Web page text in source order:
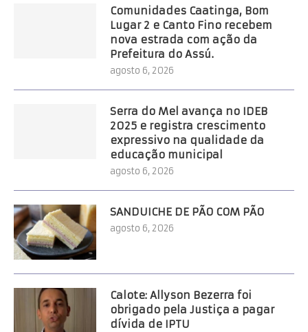
Comunidades Caatinga, Bom
Lugar 2 e Canto Fino recebem
nova estrada com ação da
Prefeitura do Assú.
agosto 6, 2026
Serra do Mel avança no IDEB
2025 e registra crescimento
expressivo na qualidade da
educação municipal
agosto 6, 2026
SANDUICHE DE PÃO COM PÃO
agosto 6, 2026
Calote: Allyson Bezerra foi
obrigado pela Justiça a pagar
dívida de IPTU